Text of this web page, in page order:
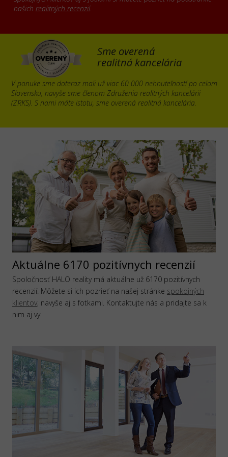
našich realitných recenzií.
Sme overená
realitná kancelária
V ponuke sme doteraz mali už viac 60 000 nehnuteľností po celom
Slovensku, navyše sme členom Združenia realitných kancelárii
(ZRKS). S nami máte istotu, sme overená realitná kancelária.
Aktuálne 6170 pozitívnych recenzií
Spoločnosť HALO reality má aktuálne už 6170 pozitívnych
recenzií. Môžete si ich pozrieť na našej stránke spokojných
klientov, navyše aj s fotkami. Kontaktujte nás a pridajte sa k
nim aj vy.